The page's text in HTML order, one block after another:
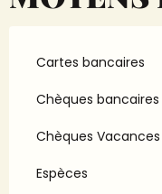
Cartes bancaires
Chèques
Chèques Vacances
Espèces